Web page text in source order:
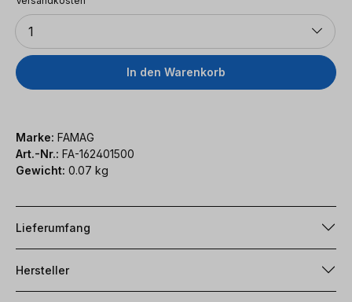
Anzahl
1
In den Warenkorb
Marke: FAMAG
Art.-Nr.: FA-162401500
Gewicht: 0.07 kg
Lieferumfang
Hersteller